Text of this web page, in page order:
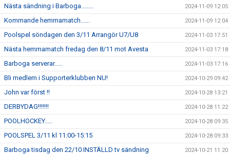
Nästa sändning i Barboga........ 2024-11-09 12:05
Kommande hemmamatch...... 2024-11-09 12:04
Poolspel söndagen den 3/11 Arrangör U7/U8 2024-11-03 17:51
Nästa hemmamatch fredag den 8/11 mot Avesta 2024-11-03 17:18
Barboga serverar..... 2024-11-03 17:16
Bli medlem i Supporterklubben NU! 2024-10-29 09:42
John var först !! 2024-10-28 13:21
DERBYDAG!!!!!!! 2024-10-28 11:22
POOLHOCKEY..... 2024-10-28 09:35
POOLSPEL 3/11 kl 11:00-15:15 2024-10-28 09:33
Barboga tisdag den 22/10 INSTÄLLD tv sändning 2024-10-21 11:20